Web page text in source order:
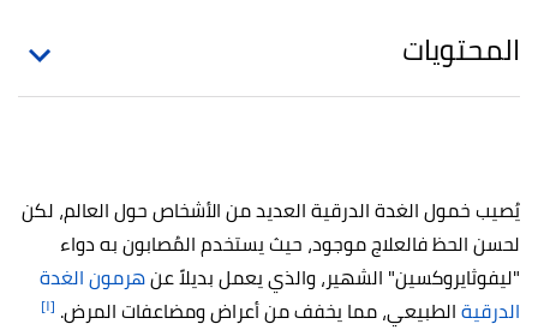
المحتويات
يُصيب خمول الغدة الدرقية العديد من الأشخاص حول العالم، لكن
لحسن الحظ فالعلاج موجود، حيث يستخدم المُصابون به دواء
"ليفوثايروكسين" الشهير، والذي يعمل بديلاً عنهرمون الغدة
الدرقيةالطبيعي، مما يخفف من أعراض ومضاعفات المرض. [١]